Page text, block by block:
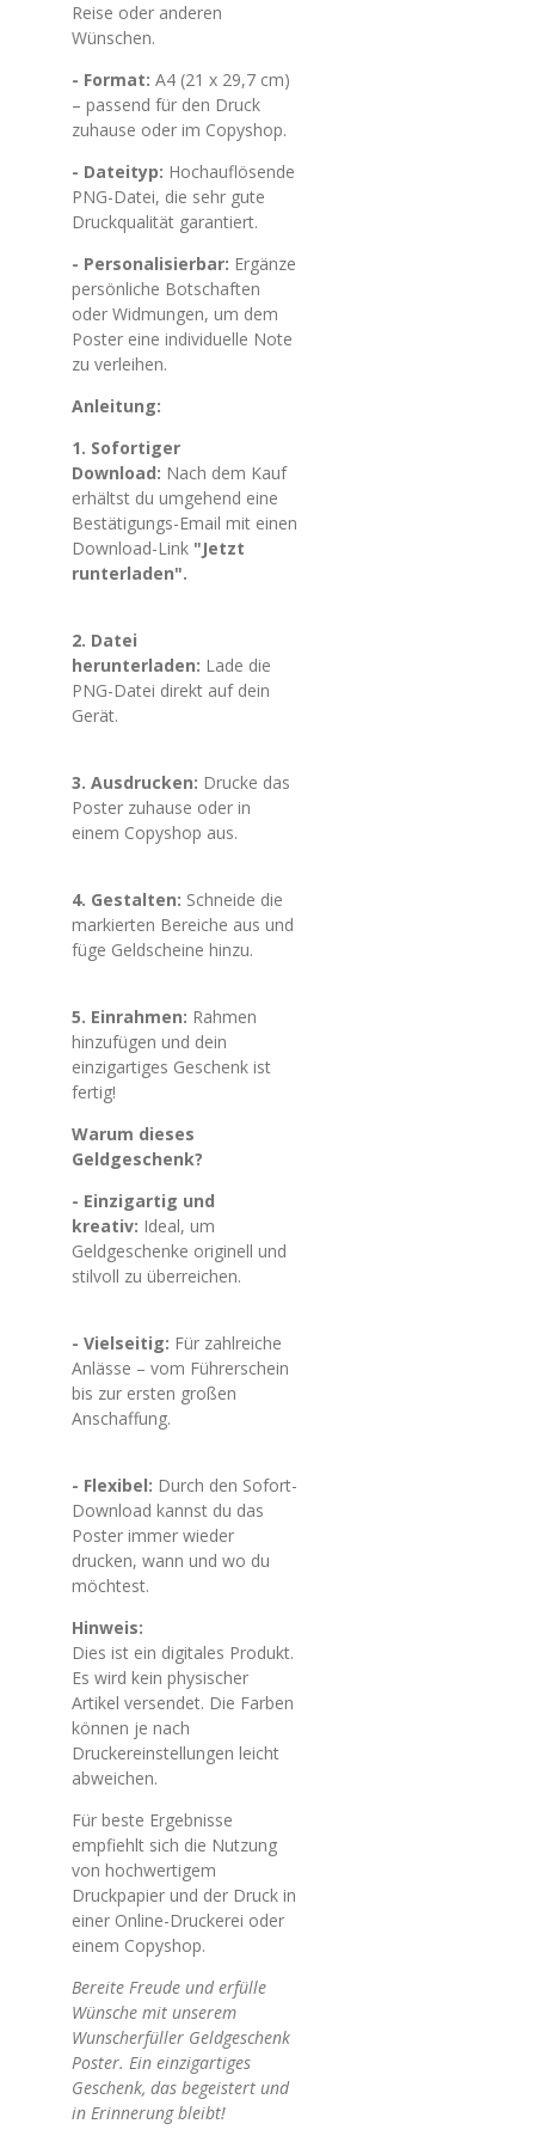
Reise oder anderen
Wünschen.
- Format: A4 (21 x 29,7 cm)
– passend für den Druck
zuhause oder im Copyshop.
- Dateityp: Hochauflösende
PNG-Datei, die sehr gute
Druckqualität garantiert.
- Personalisierbar: Ergänze
persönliche Botschaften
oder Widmungen, um dem
Poster eine individuelle Note
zu verleihen.
Anleitung:
1. Sofortiger
Download: Nach dem Kauf
erhältst du umgehend eine
Bestätigungs-Email mit einen
Download-Link "Jetzt
runterladen".
2. Datei
herunterladen: Lade die
PNG-Datei direkt auf dein
Gerät.
3. Ausdrucken: Drucke das
Poster zuhause oder in
einem Copyshop aus.
4. Gestalten: Schneide die
markierten Bereiche aus und
füge Geldscheine hinzu.
5. Einrahmen: Rahmen
hinzufügen und dein
einzigartiges Geschenk ist
fertig!
Warum dieses
Geldgeschenk?
- Einzigartig und
kreativ: Ideal, um
Geldgeschenke originell und
stilvoll zu überreichen.
- Vielseitig: Für zahlreiche
Anlässe – vom Führerschein
bis zur ersten großen
Anschaffung.
- Flexibel: Durch den Sofort-
Download kannst du das
Poster immer wieder
drucken, wann und wo du
möchtest.
Hinweis:
Dies ist ein digitales Produkt.
Es wird kein physischer
Artikel versendet. Die Farben
können je nach
Druckereinstellungen leicht
abweichen.
Für beste Ergebnisse
empfiehlt sich die Nutzung
von hochwertigem
Druckpapier und der Druck in
einer Online-Druckerei oder
einem Copyshop.
Bereite Freude und erfülle
Wünsche mit unserem
Wunscherfüller Geldgeschenk
Poster. Ein einzigartiges
Geschenk, das begeistert und
in Erinnerung bleibt!